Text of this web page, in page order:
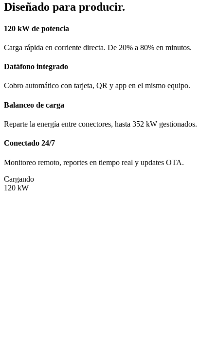
Diseñado para producir.
120 kW de potencia
Carga rápida en corriente directa. De 20% a 80% en minutos.
Datáfono integrado
Cobro automático con tarjeta, QR y app en el mismo equipo.
Balanceo de carga
Reparte la energía entre conectores, hasta 352 kW gestionados.
Conectado 24/7
Monitoreo remoto, reportes en tiempo real y updates OTA.
Cargando
120 kW